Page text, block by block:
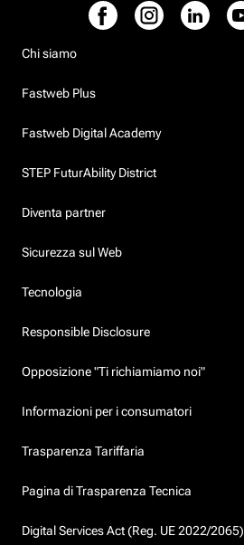
Chi siamo
Fastweb Plus
Fastweb Digital Academy
STEP FuturAbility District
Diventa partner
Sicurezza sul Web
Tecnologia
Responsible Disclosure
Opposizione "Ti richiamiamo noi"
Informazioni per i consumatori
Trasparenza Tariffaria
Pagina di Trasparenza Tecnica
Digital Services Act (Reg. UE 2022/2065)